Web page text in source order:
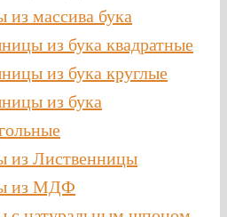
массива бука
из бука квадратные
из бука круглые
из бука
из Лиственницы
из МДФ